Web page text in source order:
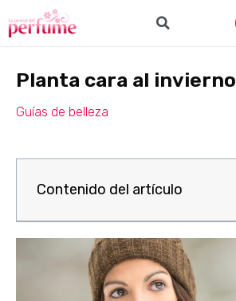
Planta cara al invierno
Guías de belleza
Contenido del artículo